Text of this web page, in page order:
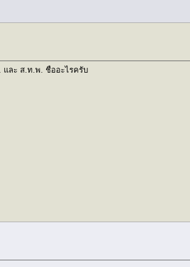
และ ส.ท.พ. ชื่ออะไรครับ